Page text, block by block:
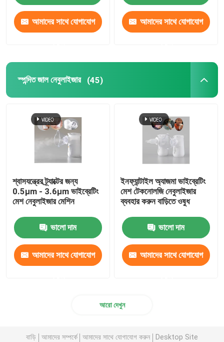
আমাদের সাথে যোগাযোগ আমাদের সাথে যোগাযোগ
স্পন্দিত জাল নেবুলাইজার (45)
শ্বাসযন্ত্রের ট্র্যাক্টের জন্য
0.5μm - 3.6μm ভাইব্রেটিং
মেশ নেবুলাইজার মেশিন
ভালো দাম
আমাদের সাথে যোগাযোগ
ইনফ্যান্টাইল অ্যাজমা ভাইব্রেটিং
মেশ টেকনোলজি নেবুলাইজার
ব্যবহার করুন বাড়িতে ওষুধ
ভালো দাম
আমাদের সাথে যোগাযোগ
আরো দেখুন
বাড়ি আমাদের সম্পর্কে আমাদের সাথে যোগাযোগ করুন Desktop Site